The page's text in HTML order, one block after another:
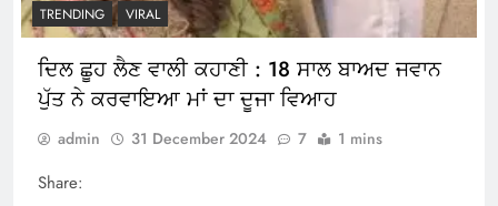
TRENDING VIRAL
ਦਿਲ ਛੂਹ ਲੈਣ ਵਾਲੀ ਕਹਾਣੀ : 18 ਸਾਲ ਬਾਅਦ ਜਵਾਨ
ਪੁੱਤ ਨੇ ਕਰਵਾਇਆ ਮਾਂ ਦਾ ਦੂਜਾ ਵਿਆਹ
admin 31 December 2024 7 1 mins
Share: